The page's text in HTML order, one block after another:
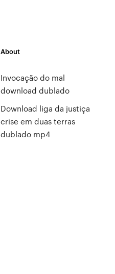
About
Invocação do mal
download dublado
Download liga da justiça
crise em duas terras
dublado mp4